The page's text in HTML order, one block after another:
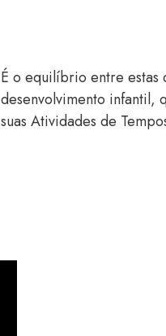
É o equilíbrio entre estas
desenvolvimento infantil,
suas Atividades de